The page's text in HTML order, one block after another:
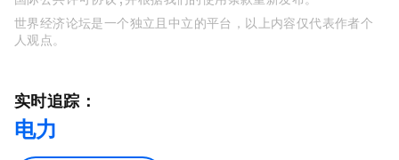
世界经济论坛是一个独立且中立的平台，以上内容仅代表作者个
人观点。
实时追踪：
电力